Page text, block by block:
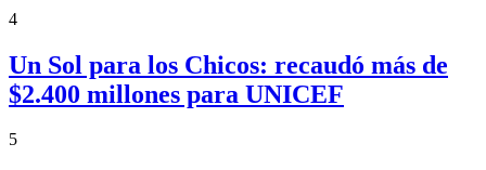
4
Un Sol para los Chicos: recaudó más de
$2.400 millones para UNICEF
5